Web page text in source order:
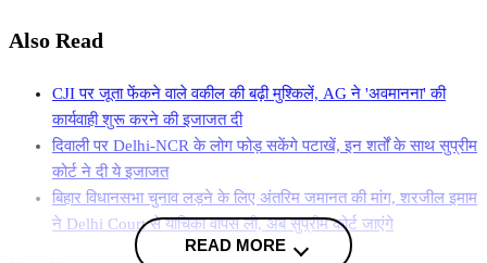
Also Read
CJI पर जूता फेंकने वाले वकील की बढ़ी मुश्किलें, AG ने 'अवमानना' की
कार्यवाही शुरू करने की इजाजत दी
दिवाली पर Delhi-NCR के लोग फोड़ सकेंगे पटाखें, इन शर्तों के साथ सुप्रीम
कोर्ट ने दी ये इजाजत
बिहार विधानसभा चुनाव लड़ने के लिए अंतरिम जमानत की मांग, शरजील इमाम
ने Delhi Court से याचिका वापस ली, अब सुप्रीम कोर्ट जाएंगे
READ MORE